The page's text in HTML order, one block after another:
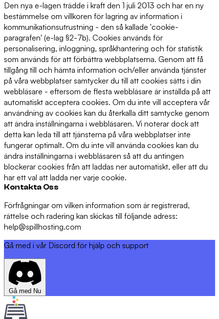
Den nya e-lagen trädde i kraft den 1 juli 2013 och har en ny
bestämmelse om villkoren för lagring av information i
kommunikationsutrustning - den så kallade 'cookie-
paragrafen' (e-lag §2-7b). Cookies används för
personalisering, inloggning, språkhantering och för statistik
som används för att förbättra webbplatserna. Genom att få
tillgång till och hämta information och/eller använda tjänster
på våra webbplatser samtycker du till att cookies sätts i din
webbläsare - eftersom de flesta webbläsare är inställda på att
automatiskt acceptera cookies. Om du inte vill acceptera vår
användning av cookies kan du återkalla ditt samtycke genom
att ändra inställningarna i webbläsaren. Vi noterar dock att
detta kan leda till att tjänsterna på våra webbplatser inte
fungerar optimalt. Om du inte vill använda cookies kan du
ändra inställningarna i webbläsaren så att du antingen
blockerar cookies från att laddas ner automatiskt, eller att du
har ett val att ladda ner varje cookie.
Kontakta Oss
Förfrågningar om vilken information som är registrerad,
rättelse och radering kan skickas till följande adress:
help@spillhosting.com
Gå med i vår Discord för hjälp och support
Gå med Nu